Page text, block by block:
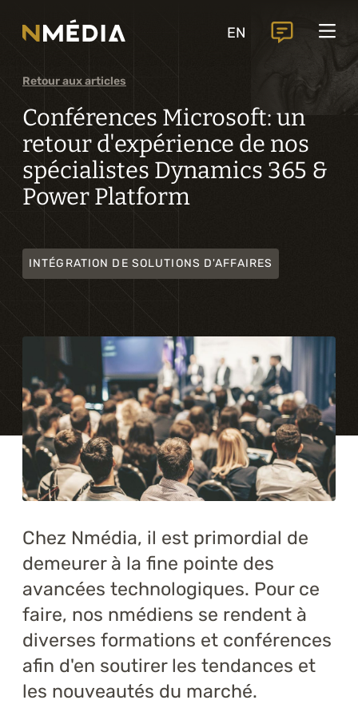
EN
Services
Services principaux
Analyse et conception numérique
Commercialisation numérique
Développement sur mesure
Intégration de solutions d’affaires
Services complémentaires
Formations
À propos
Blogue
Carrière
Nous joindre
Retour aux articles
Conférences Microsoft: un
retour d'expérience de nos
spécialistes Dynamics 365 &
Power Platform
INTÉGRATION DE SOLUTIONS D'AFFAIRES
Chez Nmédia, il est primordial de
demeurer à la fine pointe des
avancées technologiques. Pour ce
faire, nos nmédiens se rendent à
diverses formations et conférences
afin d'en soutirer les tendances et
les nouveautés du marché.